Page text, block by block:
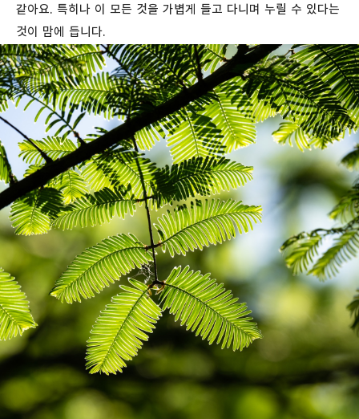
같아요. 특히나 이 모든 것을 가볍게 들고 다니며 누릴 수 있다는
것이 맘에 듭니다.